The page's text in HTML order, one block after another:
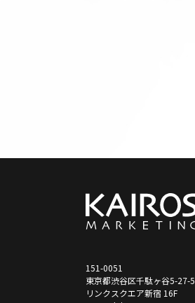
151-0051
東京都渋谷区千駄ヶ谷5-27-5
リンクスクエア新宿 16F